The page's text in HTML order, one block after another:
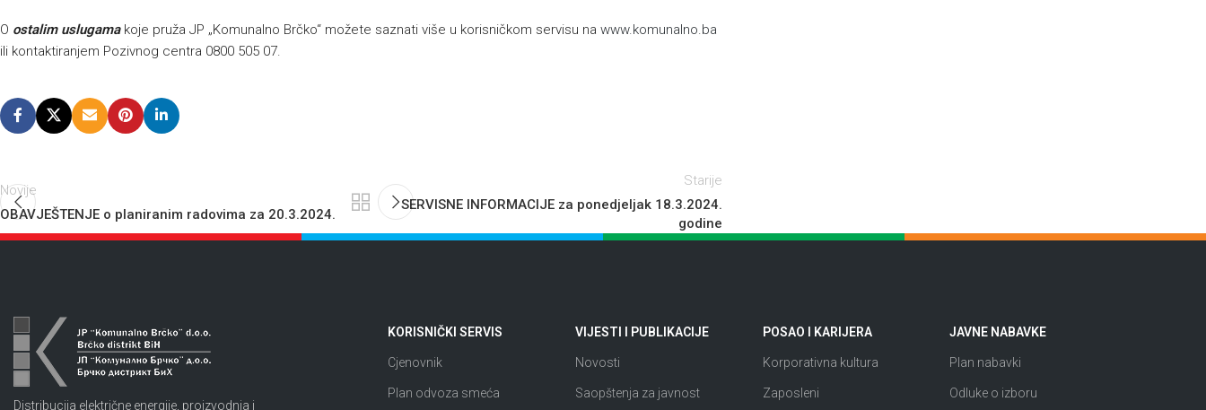
O ostalim uslugamakoje pruža JP „Komunalno Brčko“ možete saznati više u korisničkom servisu na www.komunalno.ba
ili kontaktiranjem Pozivnog centra 0800 505 07.
Novije
OBAVJEŠTENJE o planiranim radovima za 20.3.2024.
Starije
SERVISNE INFORMACIJE za ponedjeljak 18.3.2024.
godine
Distribucija električne energije, proizvodnja i
KORISNIČKI SERVIS
Cjenovnik
Plan odvoza smeća
VIJESTI I PUBLIKACIJE
Novosti
Saopštenja za javnost
POSAO I KARIJERA
Korporativna kultura
Zaposleni
JAVNE NABAVKE
Plan nabavki
Odluke o izboru